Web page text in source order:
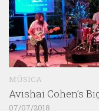
MÚSICA
Avishai Cohen’s
07/07/2018